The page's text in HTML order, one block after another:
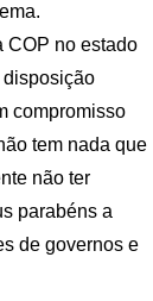
COP no estado
disposição
compromisso
tem nada que
não ter
parabéns a
de governos e